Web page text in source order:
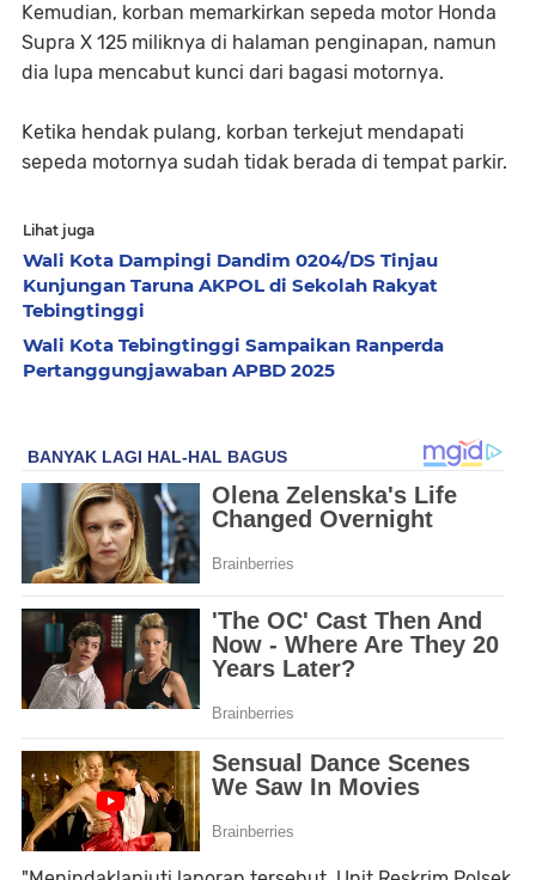
Kemudian, korban memarkirkan sepeda motor Honda
Supra X 125 miliknya di halaman penginapan, namun
dia lupa mencabut kunci dari bagasi motornya.
Ketika hendak pulang, korban terkejut mendapati
sepeda motornya sudah tidak berada di tempat parkir.
Lihat juga
Wali Kota Dampingi Dandim 0204/DS Tinjau
Kunjungan Taruna AKPOL di Sekolah Rakyat
Tebingtinggi
Wali Kota Tebingtinggi Sampaikan Ranperda
Pertanggungjawaban APBD 2025